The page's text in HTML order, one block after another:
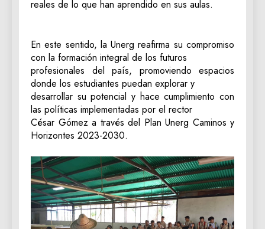
reales de lo que han aprendido en sus aulas.
En este sentido, la Unerg reafirma su compromiso
con la formación integral de los futuros
profesionales del país, promoviendo espacios
donde los estudiantes puedan explorar y
desarrollar su potencial y hace cumplimiento con
las políticas implementadas por el rector
César Gómez a través del Plan Unerg Caminos y
Horizontes 2023-2030.